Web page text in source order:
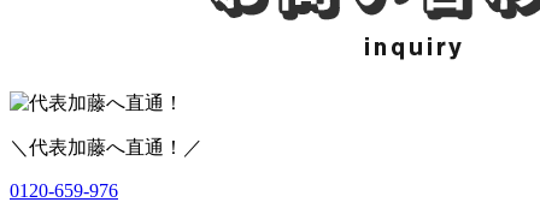
＼代表加藤へ直通！／
0120-659-976